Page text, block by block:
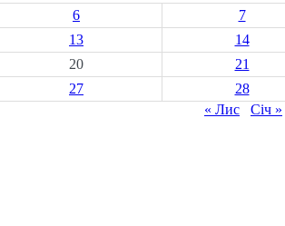
6 7
13 14
20 21
27 28
« Лис
Січ »